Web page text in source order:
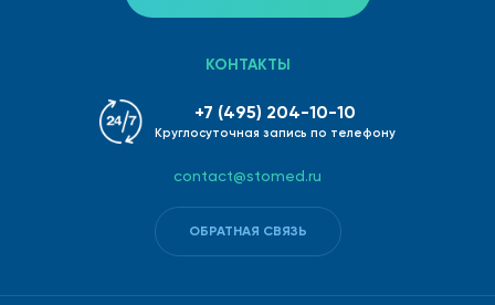
КОНТАКТЫ
+7 (495) 204-10-10
Круглосуточная запись по телефону
contact@stomed.ru
ОБРАТНАЯ СВЯЗЬ